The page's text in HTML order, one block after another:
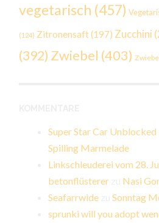
vegetarisch (457)
(124) Zitronensaft(197) Zucchini
(392) Zwiebel (403)
Super Star Car Unblocked
Spilling Marmelade
Linkschleuderei vom 28.
betonflüsterer
Nasi
Seafarrwide zuSonntag
sprunki will you adopt